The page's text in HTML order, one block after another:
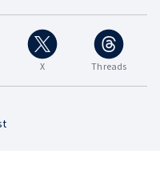
X Threads